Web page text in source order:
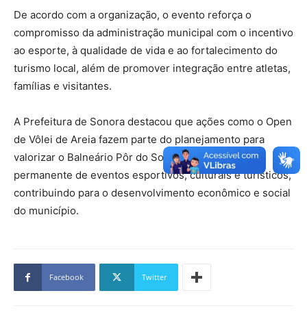
De acordo com a organização, o evento reforça o
compromisso da administração municipal com o incentivo
ao esporte, à qualidade de vida e ao fortalecimento do
turismo local, além de promover integração entre atletas,
famílias e visitantes.
A Prefeitura de Sonora destacou que ações como o Open
de Vôlei de Areia fazem parte do planejamento para
valorizar o Balneário Pôr do Sol como espaço
permanente de eventos esportivos, culturais e turísticos,
contribuindo para o desenvolvimento econômico e social
do município.
Facebook Twitter